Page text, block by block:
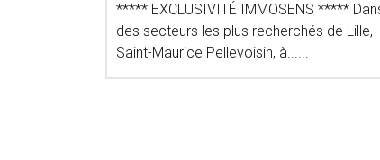
***** EXCLUSIVITÉ IMMOSENS *****
des secteurs les plus recherchés de Lille,
Saint-Maurice Pellevoisin, à......